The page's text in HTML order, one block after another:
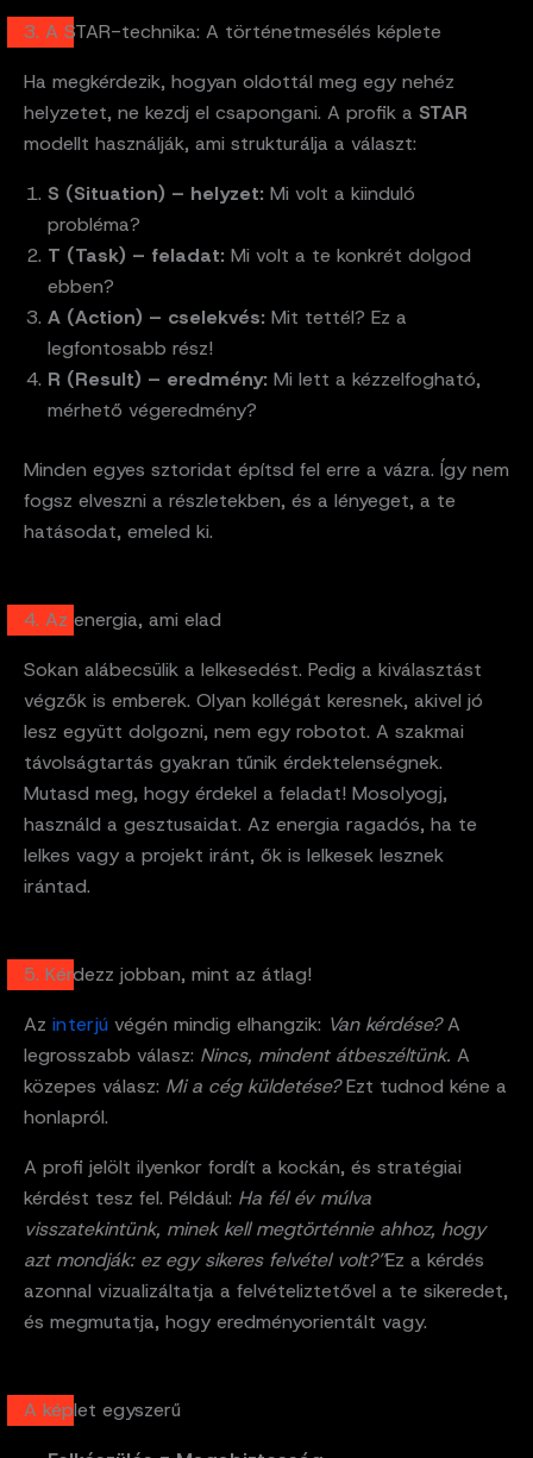
3. A STAR-technika: A történetmesélés képlete
Ha megkérdezik, hogyan oldottál meg egy nehéz
helyzetet, ne kezdj el csapongani. A profik a STAR
modellt használják, ami strukturálja a választ:
S (Situation) – helyzet: Mi volt a kiinduló
probléma?
T (Task) – feladat: Mi volt a te konkrét dolgod
ebben?
A (Action) – cselekvés: Mit tettél? Ez a
legfontosabb rész!
R (Result) – eredmény: Mi lett a kézzelfogható,
mérhető végeredmény?
Minden egyes sztoridat építsd fel erre a vázra. Így nem
fogsz elveszni a részletekben, és a lényeget, a te
hatásodat, emeled ki.
4. Az energia, ami elad
Sokan alábecsülik a lelkesedést. Pedig a kiválasztást
végzők is emberek. Olyan kollégát keresnek, akivel jó
lesz együtt dolgozni, nem egy robotot. A szakmai
távolságtartás gyakran tűnik érdektelenségnek.
Mutasd meg, hogy érdekel a feladat! Mosolyogj,
használd a gesztusaidat. Az energia ragadós, ha te
lelkes vagy a projekt iránt, ők is lelkesek lesznek
irántad.
5. Kérdezz jobban, mint az átlag!
Az interjú végén mindig elhangzik: Van kérdése?A
legrosszabb válasz: Nincs, mindent átbeszéltünk. A
közepes válasz: Mi a cég küldetése?Ezt tudnod kéne a
honlapról.
A profi jelölt ilyenkor fordít a kockán, és stratégiai
kérdést tesz fel. Például: Ha fél év múlva
visszatekintünk, minek kell megtörténnie ahhoz, hogy
azt mondják: ez egy sikeres felvétel volt?”Ez a kérdés
azonnal vizualizáltatja a felvételiztetővel a te sikeredet,
és megmutatja, hogy eredményorientált vagy.
A képlet egyszerű